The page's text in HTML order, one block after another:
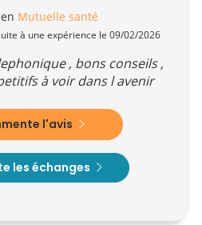
en Mutuelle santé
à une expérience le 09/02/2026
, bons conseils ,
à voir dans l avenir
l'avis
les échanges